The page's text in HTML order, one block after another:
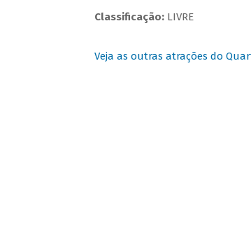
Classificação:LIVRE
Veja as outras atrações do